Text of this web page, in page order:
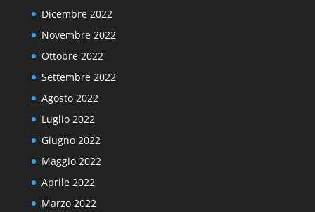
Dicembre 2022
Novembre 2022
Ottobre 2022
Settembre 2022
Agosto 2022
Luglio 2022
Giugno 2022
Maggio 2022
Aprile 2022
Marzo 2022